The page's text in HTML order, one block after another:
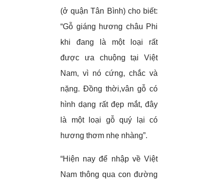
(ở quận Tân Bình) cho biết:
“Gỗ giáng hương châu Phi
khi đang là một loại rất
được ưa chuộng tại Việt
Nam, vì nó cứng, chắc và
nặng. Đồng thời,vân gỗ có
hình dạng rất đẹp mắt, đây
là một loại gỗ quý lại có
hương thơm nhẹ nhàng”.
“Hiện nay để nhập về Việt
Nam thông qua con đường